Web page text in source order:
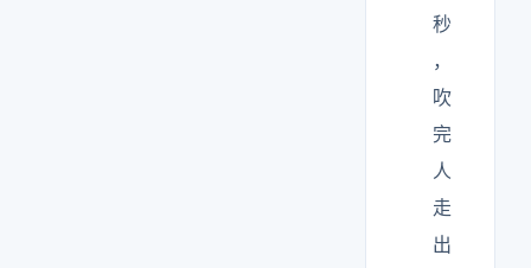
秒
，
吹
完
人
走
出